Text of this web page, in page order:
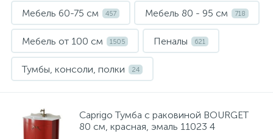
Мебель 60-75 см 457 Мебель 80 - 95 см 718
Мебель от 100 см 1505 Пеналы 621
Тумбы, консоли, полки 24
Caprigo Тумба с раковиной BOURGET
80 см, красная, эмаль 11023 4
Сантехника и оборудование для людей с ограниченными
возможностями.
Инсталляции
Электрический водонагреватель 120 л.
Электрический водонагреватель 150 л.